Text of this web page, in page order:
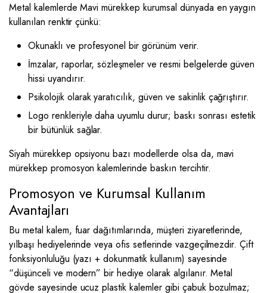
Metal kalemlerde Mavi mürekkep kurumsal dünyada en yaygın
kullanılan renktir çünkü:
Okunaklı ve profesyonel bir görünüm verir.
İmzalar, raporlar, sözleşmeler ve resmi belgelerde güven
hissi uyandırır.
Psikolojik olarak yaratıcılık, güven ve sakinlik çağrıştırır.
Logo renkleriyle daha uyumlu durur; baskı sonrası estetik
bir bütünlük sağlar.
Siyah mürekkep opsiyonu bazı modellerde olsa da, mavi
mürekkep promosyon kalemlerinde baskın tercihtir.
Promosyon ve Kurumsal Kullanım
Avantajları
Bu metal kalem, fuar dağıtımlarında, müşteri ziyaretlerinde,
yılbaşı hediyelerinde veya ofis setlerinde vazgeçilmezdir. Çift
fonksiyonluluğu (yazı + dokunmatik kullanım) sayesinde
“düşünceli ve modern” bir hediye olarak algılanır. Metal
gövde sayesinde ucuz plastik kalemler gibi çabuk bozulmaz;